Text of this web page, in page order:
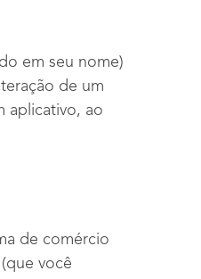
em seu nome)
de um
aplicativo, ao
de comércio
você